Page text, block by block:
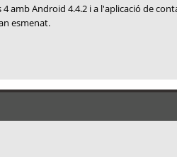
amb Android 4.4.2 i a l'aplicació de
esmenat.